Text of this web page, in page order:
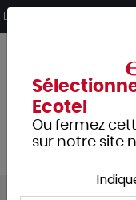
Livraison offerte dès
Ecotel
Ou fermez
sur notre site
Panneau de gestion